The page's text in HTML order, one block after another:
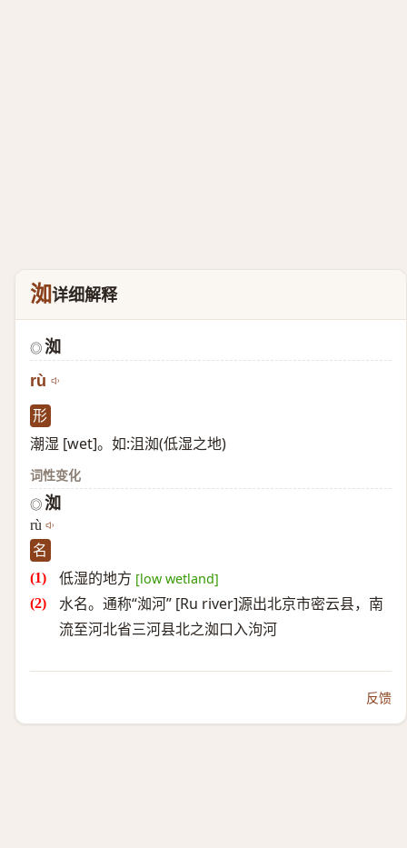
洳详细解释
◎ 洳
rù
形
潮湿 [wet]。如:沮洳(低湿之地)
词性变化
◎ 洳
rù
名
低湿的地方 [low wetland]
水名。通称“洳河” [Ru river]源出北京市密云县，南
流至河北省三河县北之洳口入泃河
反馈